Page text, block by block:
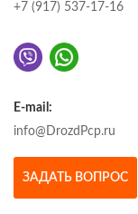
+7 (917) 537-17-16
E-mail:
info@DrozdPcp.ru
ЗАДАТЬ ВОПРОС